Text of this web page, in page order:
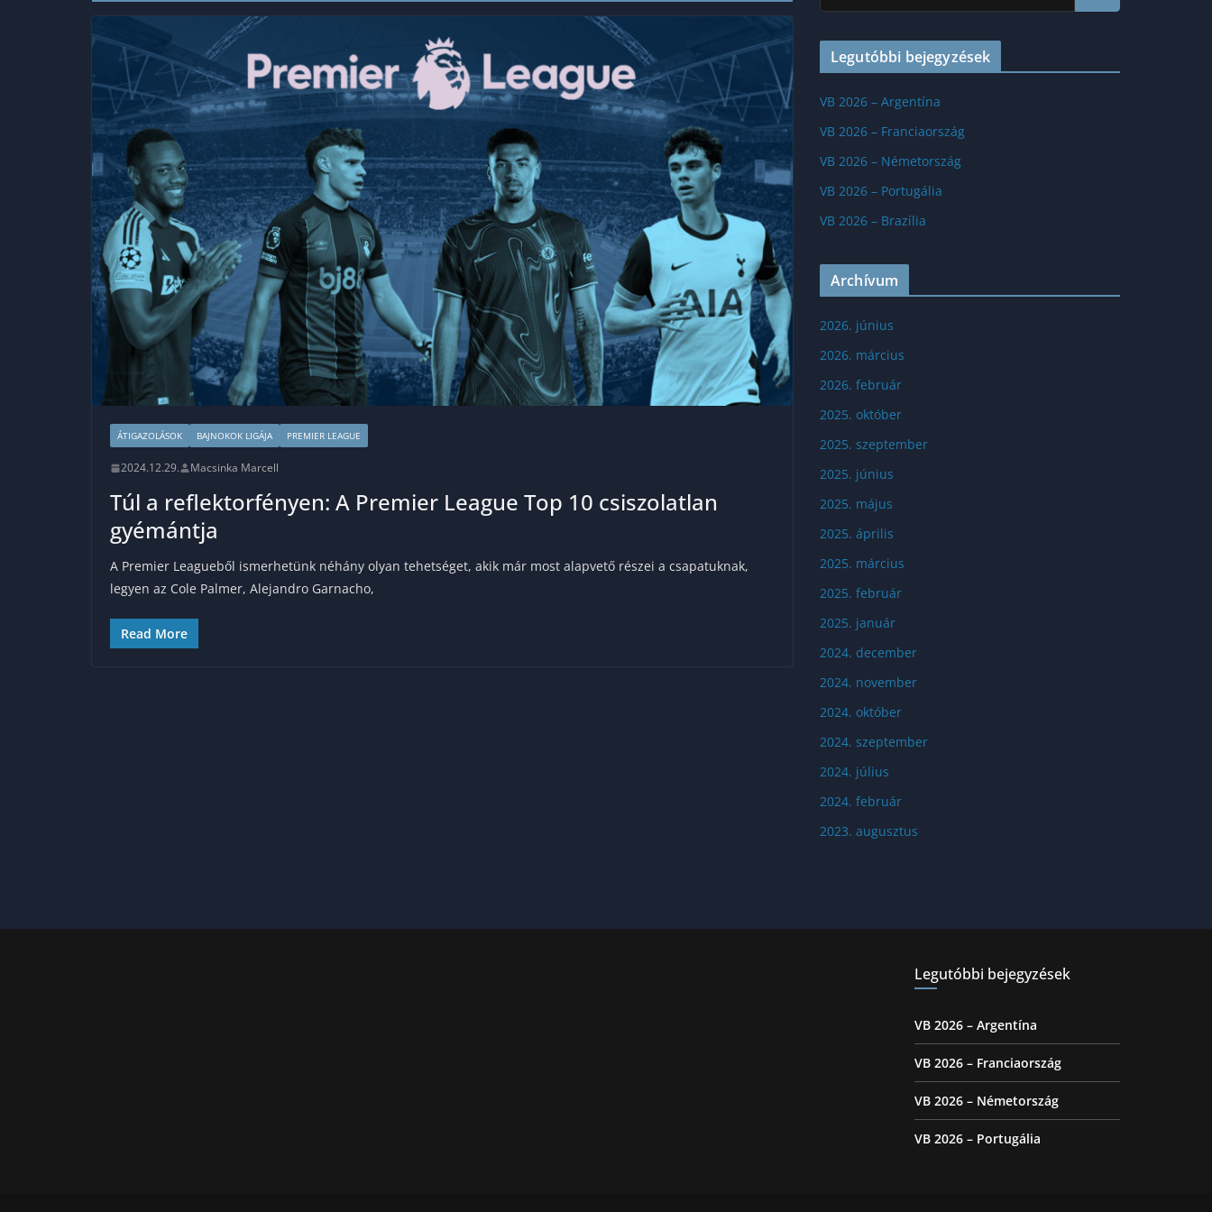
ÁTIGAZOLÁSOK BAJNOKOK LIGÁJA PREMIER LEAGUE
2024.12.29. Macsinka Marcell
Túl a reflektorfényen: A Premier League Top 10 csiszolatlan
gyémántja
A Premier Leagueből ismerhetünk néhány olyan tehetséget, akik már most alapvető részei a csapatuknak,
legyen az Cole Palmer, Alejandro Garnacho,
Read More
Legutóbbi bejegyzések
VB 2026 – Argentína
VB 2026 – Franciaország
VB 2026 – Németország
VB 2026 – Portugália
VB 2026 – Brazília
Archívum
2026. június
2026. március
2026. február
2025. október
2025. szeptember
2025. június
2025. május
2025. április
2025. március
2025. február
2025. január
2024. december
2024. november
2024. október
2024. szeptember
2024. július
2024. február
2023. augusztus
Legutóbbi bejegyzések
VB 2026 – Argentína
VB 2026 – Franciaország
VB 2026 – Németország
VB 2026 – Portugália